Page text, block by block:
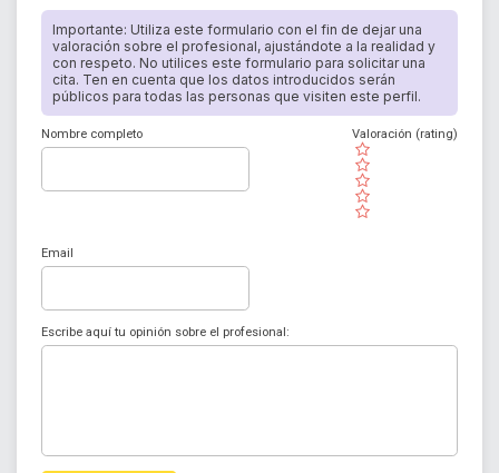
Importante: Utiliza este formulario con el fin de dejar una
valoración sobre el profesional, ajustándote a la realidad y
con respeto. No utilices este formulario para solicitar una
cita. Ten en cuenta que los datos introducidos serán
públicos para todas las personas que visiten este perfil.
Nombre completo
( )
( )
( )
( )
( )
Valoración (rating)
Email
Escribe aquí tu opinión sobre el profesional: